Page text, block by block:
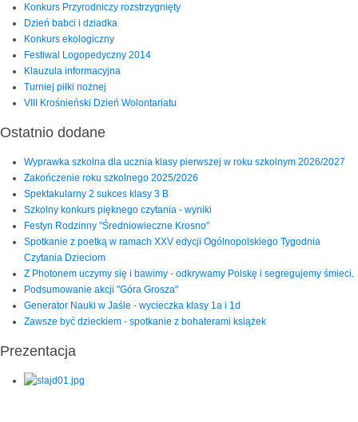
Konkurs Przyrodniczy rozstrzygnięty
Dzień babci i dziadka
Konkurs ekologiczny
Festiwal Logopedyczny 2014
Klauzula informacyjna
Turniej piłki nożnej
VIII Krośnieński Dzień Wolontariatu
Ostatnio dodane
Wyprawka szkolna dla ucznia klasy pierwszej w roku szkolnym 2026/2027
Zakończenie roku szkolnego 2025/2026
Spektakularny 2 sukces klasy 3 B
Szkolny konkurs pięknego czytania - wyniki
Festyn Rodzinny "Średniowieczne Krosno"
Spotkanie z poetką w ramach XXV edycji Ogólnopolskiego Tygodnia
Czytania Dzieciom
Z Photonem uczymy się i bawimy - odkrywamy Polskę i segregujemy śmieci.
Podsumowanie akcji "Góra Grosza"
Generator Nauki w Jaśle - wycieczka klasy 1a i 1d
Zawsze być dzieckiem - spotkanie z bohaterami książek
Prezentacja